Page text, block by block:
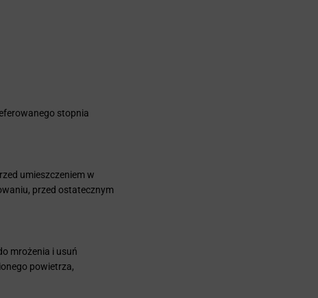
stopnia
umieszczeniem w
przed ostatecznym
mrożenia i usuń
powietrza,